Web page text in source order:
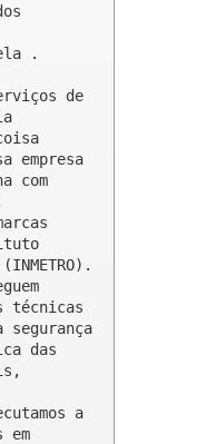
.
de
empresa
com
técnicas
segurança
das
a
em